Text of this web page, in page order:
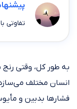
تفاوتی
به طور کل، وقتی رنج
انسان مختلف
فشارها بدبین و